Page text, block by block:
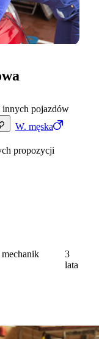
W. męska
innych pojazdów
propozycji
3
lata